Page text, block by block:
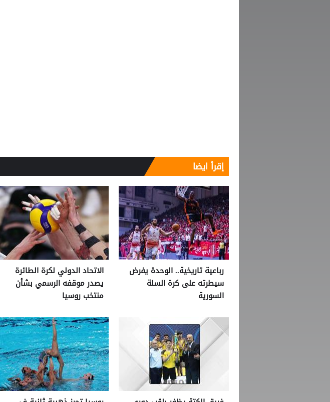
إقرأ ايضا
رباعية تاريخية.. الوحدة يفرض
سيطرته على كرة السلة
السورية
الاتحاد الدولي لكرة الطائرة
يصدر موقفه الرسمي بشأن
منتخب روسيا